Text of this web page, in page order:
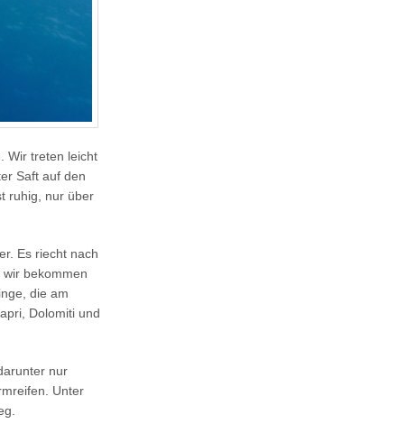
Wir treten leicht
Saft auf den
ruhig, nur über
Es riecht nach
bekommen
die am
Dolomiti und
nur
Unter